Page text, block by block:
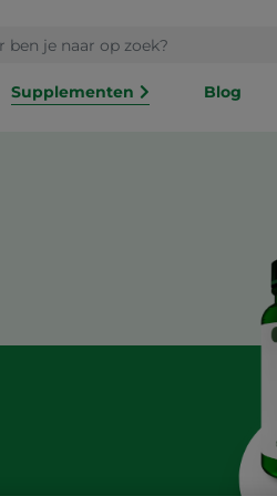
Supplementen Blog